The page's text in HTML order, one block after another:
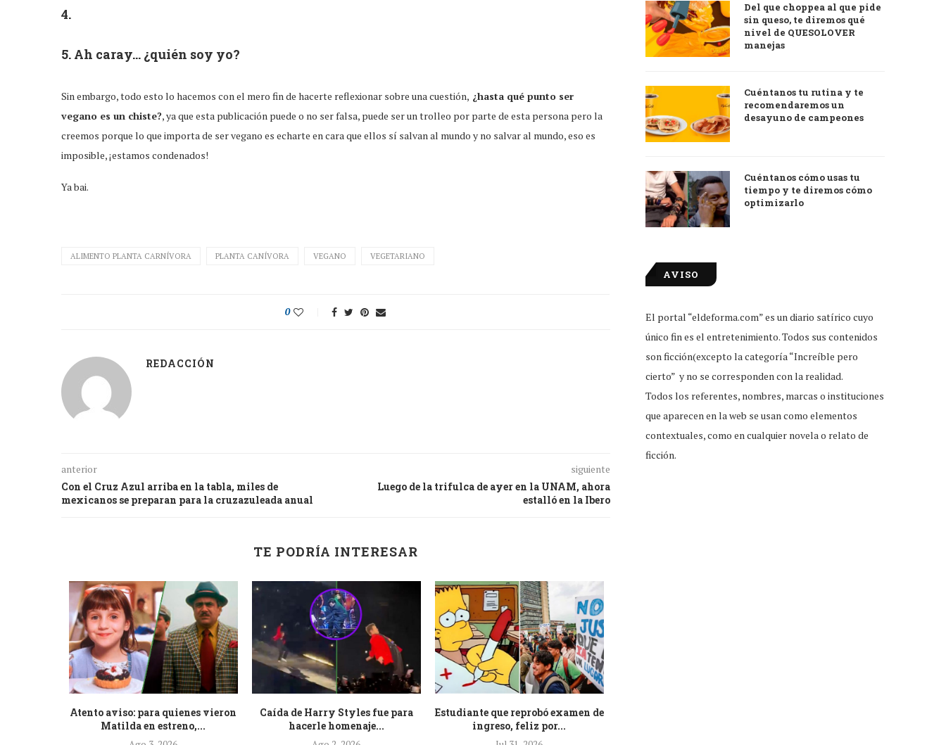
4.
5. Ah caray… ¿quién soy yo?
Sin embargo, todo esto lo hacemos con el mero fin de hacerte reflexionar sobre una cuestión, ¿hasta qué punto ser
vegano es un chiste?, ya que esta publicación puede o no ser falsa, puede ser un trolleo por parte de esta persona pero la
creemos porque lo que importa de ser vegano es echarte en cara que ellos sí salvan al mundo y no salvar al mundo, eso es
imposible, ¡estamos condenados!
Ya bai.
ALIMENTO PLANTA CARNÍVORA PLANTA CANÍVORA VEGANO VEGETARIANO
0
REDACCIÓN
anterior
Con el Cruz Azul arriba en la tabla, miles de
mexicanos se preparan para la cruzazuleada anual
siguiente
Luego de la trifulca de ayer en la UNAM, ahora
estalló en la Ibero
TE PODRÍA INTERESAR
Atento aviso: para quienes vieron
Matilda en estreno,...
Caída de Harry Styles fue para
hacerle homenaje...
Estudiante que reprobó examen de
ingreso, feliz por...
Del que choppea al que pide
sin queso, te diremos qué
nivel de QUESOLOVER
manejas
Cuéntanos tu rutina y te
recomendaremos un
desayuno de campeones
Cuéntanos cómo usas tu
tiempo y te diremos cómo
optimizarlo
AVISO
El portal “eldeforma.com” es un diario satírico cuyo
único fin es el entretenimiento. Todos sus contenidos
son ficción(excepto la categoría “Increíble pero
cierto” y no se corresponden con la realidad.
Todos los referentes, nombres, marcas o instituciones
que aparecen en la web se usan como elementos
contextuales, como en cualquier novela o relato de
ficción.